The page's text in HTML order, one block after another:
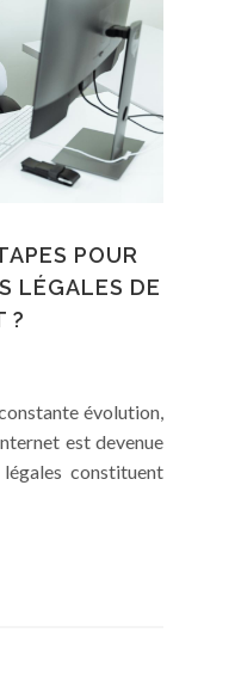
POUR
LÉGALES DE
?
évolution,
est devenue
constituent